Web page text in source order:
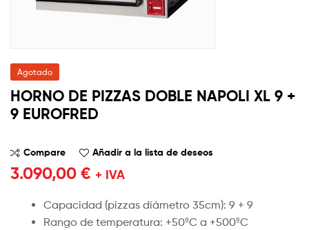
Agotado
HORNO DE PIZZAS DOBLE NAPOLI XL 9 +
9 EUROFRED
Compare Añadir a la lista de deseos
3.090,00 € + IVA
Capacidad (pizzas diámetro 35cm): 9 + 9
Rango de temperatura: +50ºC a +500ºC